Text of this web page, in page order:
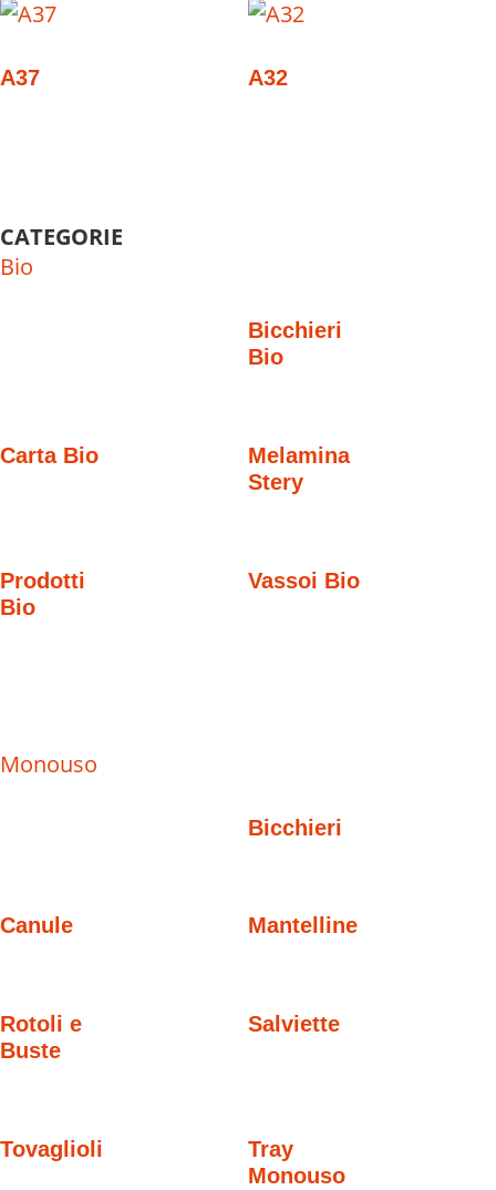
A37 A32
CATEGORIE
Bio
Bicchieri
Bio
Carta Bio
Melamina
Stery
Prodotti
Bio
Vassoi Bio
Monouso
Bicchieri
Canule Mantelline
Rotoli e
Buste
Salviette
Tovaglioli
Tray
Monouso